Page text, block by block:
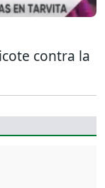
contra la